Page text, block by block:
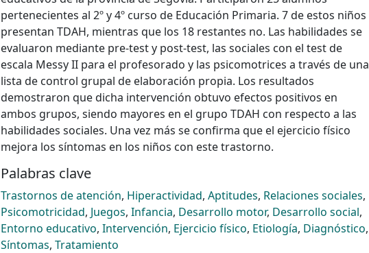
pertenecientes al 2º y 4º curso de Educación Primaria. 7 de estos niños
presentan TDAH, mientras que los 18 restantes no. Las habilidades se
evaluaron mediante pre-test y post-test, las sociales con el test de
escala Messy II para el profesorado y las psicomotrices a través de una
lista de control grupal de elaboración propia. Los resultados
demostraron que dicha intervención obtuvo efectos positivos en
ambos grupos, siendo mayores en el grupo TDAH con respecto a las
habilidades sociales. Una vez más se confirma que el ejercicio físico
mejora los síntomas en los niños con este trastorno.
Palabras clave
Trastornos de atención, Hiperactividad, Aptitudes, Relaciones sociales,
Psicomotricidad, Juegos, Infancia, Desarrollo motor, Desarrollo social,
Entorno educativo, Intervención, Ejercicio físico, Etiología, Diagnóstico,
Síntomas, Tratamiento